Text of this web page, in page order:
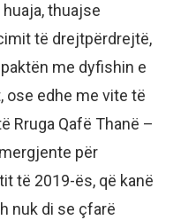
thuajse
të drejtpërdrejtë,
me dyfishin e
ose edhe me vite të
Rruga Qafë Thanë –
për
të 2019-ës, që kanë
nuk di se çfarë